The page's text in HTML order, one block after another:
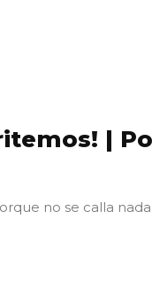
|
no se calla